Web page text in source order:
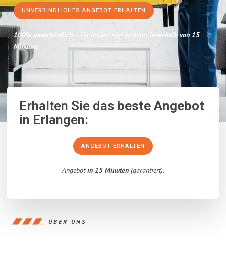
UNVERBINDLICHES ANGEBOT ERHALTEN
100% unverbindlich – Garantiert eine Antwort innerhalb von 15
Minuten.
Erhalten Sie dasbeste Angebot
in Erlangen:
ANGEBOT ERHALTEN
Angebotin 15 Minuten(garantiert).
ÜBER UNS